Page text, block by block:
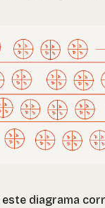
diagrama